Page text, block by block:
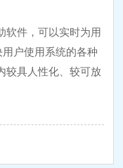
软件，可以实时为用
户使用系统的各种
较具人性化、较可放